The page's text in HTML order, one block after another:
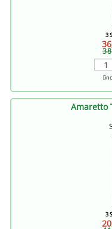
3
Amaretto
3